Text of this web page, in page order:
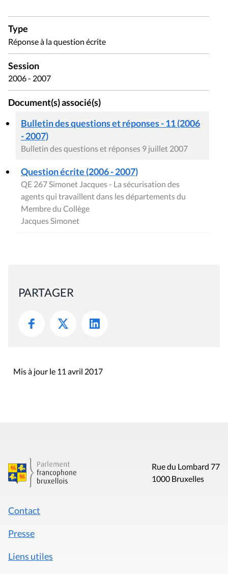
Type
Réponse à la question écrite
Session
2006 - 2007
Document(s) associé(s)
Bulletin des questions et réponses - 11 (2006
- 2007)
Bulletin des questions et réponses 9 juillet 2007
Question écrite (2006 - 2007)
QE 267 Simonet Jacques - La sécurisation des
agents qui travaillent dans les départements du
Membre du Collège
Jacques Simonet
PARTAGER
Mis à jour le 11 avril 2017
Rue du Lombard 77
1000 Bruxelles
Contact
Presse
Liens utiles